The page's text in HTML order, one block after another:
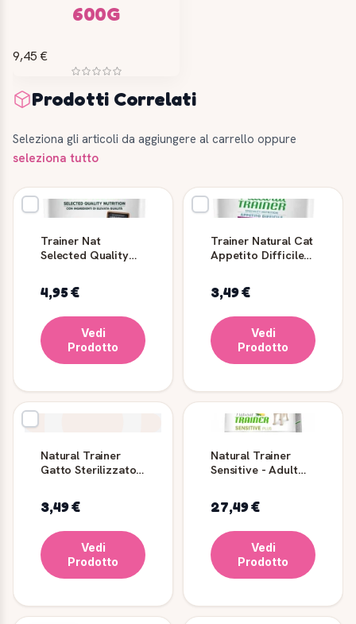
600G
9,45 €
Prodotti Correlati
Seleziona gli articoli da aggiungere al carrello oppure
seleziona tutto
Trainer Nat
Selected Quality
4,95 €
Vedi
Prodotto
Trainer Natural Cat
Appetito Difficile
3,49 €
Vedi
Prodotto
Natural Trainer
Gatto Sterilizzato
3,49 €
Vedi
Prodotto
Natural Trainer
Sensitive - Adult
27,49 €
Vedi
Prodotto